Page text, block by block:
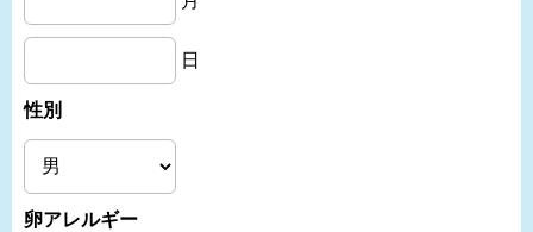
日
性別
卵アレルギー